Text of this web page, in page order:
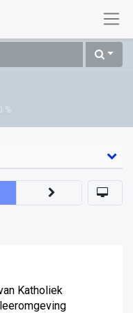
%
Katholiek